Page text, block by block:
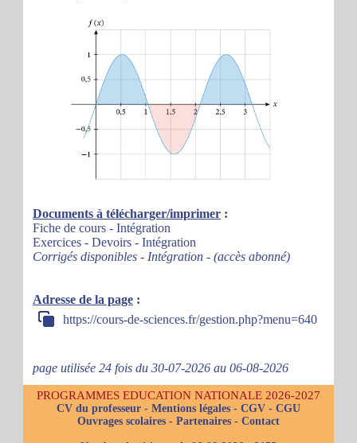
Documents à télécharger/imprimer :
Fiche de cours - Intégration
Exercices - Devoirs - Intégration
Corrigés disponibles - Intégration - (accès abonné)
Adresse de la page :
https://cours-de-sciences.fr/gestion.php?menu=640
page utilisée 24 fois du 30-07-2026 au 06-08-2026
PROGRAMMES EDUCATION NATIONALE 2026-2027
CV du professeur - Mentions légales - CGV - CGU
Ouvrages scolaires - Partenaires - Contact